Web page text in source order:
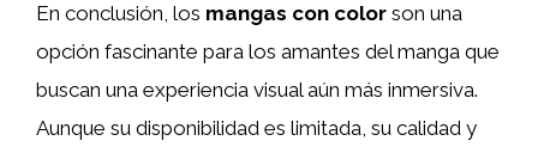
En conclusión, los mangas con color son una
opción fascinante para los amantes del manga que
buscan una experiencia visual aún más inmersiva.
Aunque su disponibilidad es limitada, su calidad y